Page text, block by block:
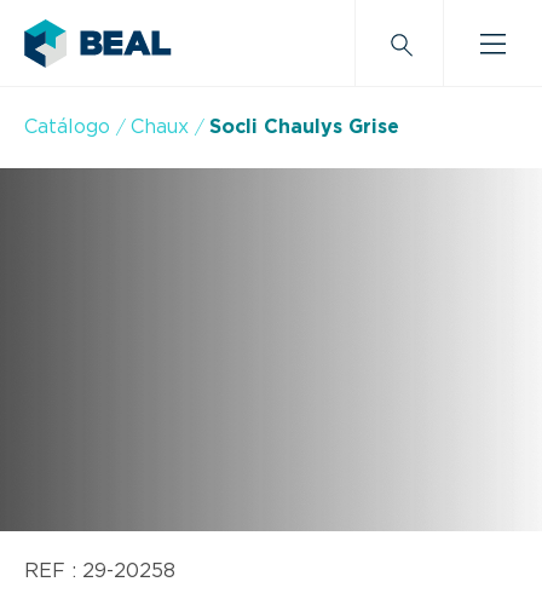
Catálogo Chaux Socli Chaulys Grise
REF : 29-20258